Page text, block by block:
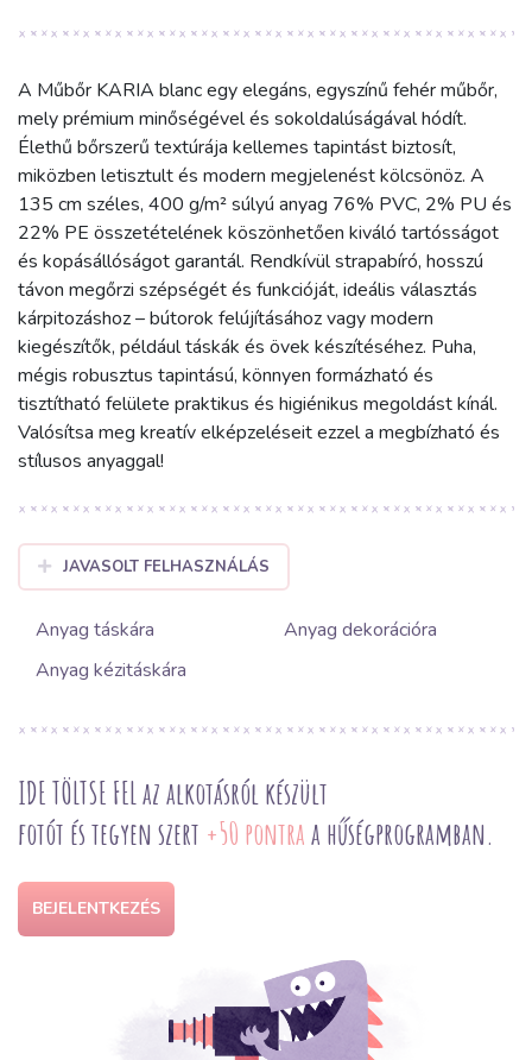
A Műbőr KARIA blanc egy elegáns, egyszínű fehér műbőr,
mely prémium minőségével és sokoldalúságával hódít.
Élethű bőrszerű textúrája kellemes tapintást biztosít,
miközben letisztult és modern megjelenést kölcsönöz. A
135 cm széles, 400 g/m² súlyú anyag 76% PVC, 2% PU és
22% PE összetételének köszönhetően kiváló tartósságot
és kopásállóságot garantál. Rendkívül strapabíró, hosszú
távon megőrzi szépségét és funkcióját, ideális választás
kárpitozáshoz – bútorok felújításához vagy modern
kiegészítők, például táskák és övek készítéséhez. Puha,
mégis robusztus tapintású, könnyen formázható és
tisztítható felülete praktikus és higiénikus megoldást kínál.
Valósítsa meg kreatív elképzeléseit ezzel a megbízható és
stílusos anyaggal!
JAVASOLT FELHASZNÁLÁS
Anyag táskára
Anyag dekorációra
Anyag kézitáskára
IDE TÖLTSE FEL az alkotásról készült
fotót és tegyen szert +50 pontraa hűségprogramban.
BEJELENTKEZÉS